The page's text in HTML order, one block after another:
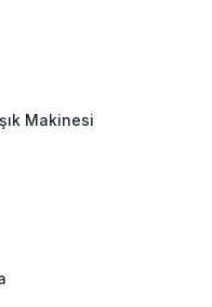
Makinesi